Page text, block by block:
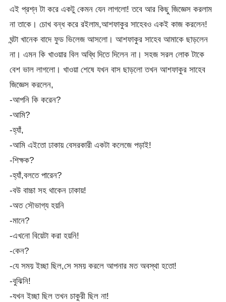
এই প্রশ্ন টা করে একটু কেমন যেন লাগলো! তবে আর কিছু জিজ্ঞেস করলাম
না তাকে। চোখ বন্ধ করে রইলাম,আশফাকুর সাহেবও একই কাজ করলেন!
ঘন্টা খানেক বাদে ফুড ভিলেজ আসলো। আশফাকুর সাহেব আমাকে ছাড়লেন
না। এমন কি খাওয়ার বিল অব্ধি দিতে দিলেন না। সহজ সরল লোক টাকে
বেশ ভাল লাগলো। খাওয়া শেষে যখন বাস ছাড়লো তখন আশফাকুর সাহেব
জিজ্ঞেস করলেন,
-আপনি কি করেন?
-আমি?
-হ্যাঁ,
-আমি এইতো ঢাকায় বেসরকারী একটা কলেজে পড়াই!
-শিক্ষক?
-হ্যাঁ,বলতে পারেন?
-বউ বাচ্চা সহ থাকেন ঢাকায়!
-অত সৌভাগ্য হয়নি
-মানে?
-এখনো বিয়েটা করা হয়নি!
-কেন?
-যে সময় ইচ্ছা ছিল,সে সময় করলে আপনার মত অবস্থা হতো!
-বুঝিনি!
-যখন ইচ্ছা ছিল তখন চাকুরী ছিল না!